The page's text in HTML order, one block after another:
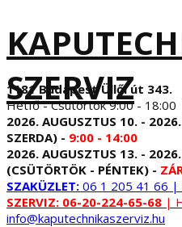
SZERVIZ
1181 Budapest Üllői út 343.
Hétfő - Csütörtök 9:00 - 18:00
2026. AUGUSZTUS 10. -
SZERDA) - 9:00 - 14:00
2026. AUGUSZTUS 13. -
(CSÜTÖRTÖK - PÉNTEK) -
SZAKÜZLET: 06 1 205 41 66 |
SZERVIZ: 06-20-224-65-68 |
info@kaputechnikaszerviz.hu